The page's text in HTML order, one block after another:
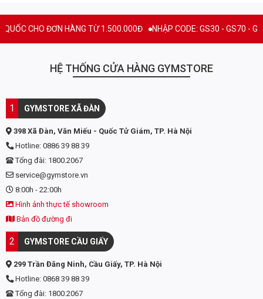
Calcium 51 mg 5%
Phosphorus 65 mg
Sodium
SizeOn Blend 63 g
Carbohydrate Energy
Matrix
Trehalose, Dextrose,
Cyclic Dextrin,
Pterostilbene
Protein Synthesis
Acceleration Matrix
Whey protein
hydrolysate, L-leucine
(4 g), L-isoleucine, L-
valine
CHO ĐƠN HÀNG TỪ 1.500.000Đ NHẬP CODE: GS30 - GS70 -
HỆ THỐNG CỬA HÀNG GYMSTORE
1 GYMSTORE XÃ ĐÀN
398 Xã Đàn, Văn Miếu - Quốc Tử Giám, TP. Hà Nội
Hotline: 0886 39 88 39
Tổng đài: 1800.2067
service@gymstore.vn
8:00h - 22:00h
Hình ảnh thực tế showroom
Bản đồ đường đi
2 GYMSTORE CẦU GIẤY
299 Trần Đăng Ninh, Cầu Giấy, TP. Hà Nội
Hotline: 0868 39 88 39
Tổng đài: 1800.2067